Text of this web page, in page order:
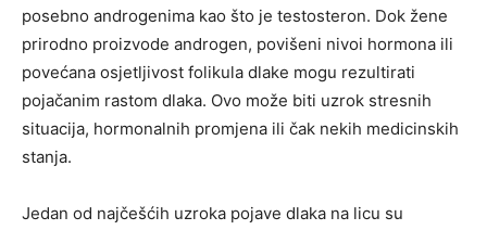
posebno androgenima kao što je testosteron. Dok žene
prirodno proizvode androgen, povišeni nivoi hormona ili
povećana osjetljivost folikula dlake mogu rezultirati
pojačanim rastom dlaka. Ovo može biti uzrok stresnih
situacija, hormonalnih promjena ili čak nekih medicinskih
stanja.
Jedan od najčešćih uzroka pojave dlaka na licu su